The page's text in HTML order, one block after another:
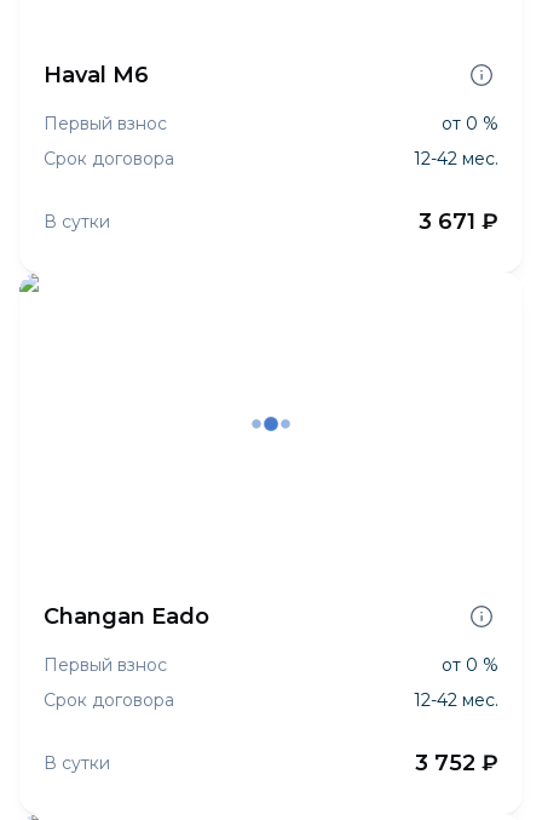
Haval M6
Первый взнос
от 0 %
Срок договора
12-42 мес.
В сутки 3 671 ₽
Changan Eado
Первый взнос
от 0 %
Срок договора
12-42 мес.
В сутки 3 752 ₽